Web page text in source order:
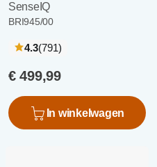
SenseIQ
BRI945/00
4.3(791recensies
)
€ 499,99
In winkelwagen